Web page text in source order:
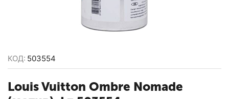
КОД: 503554
Louis Vuitton Ombre Nomade